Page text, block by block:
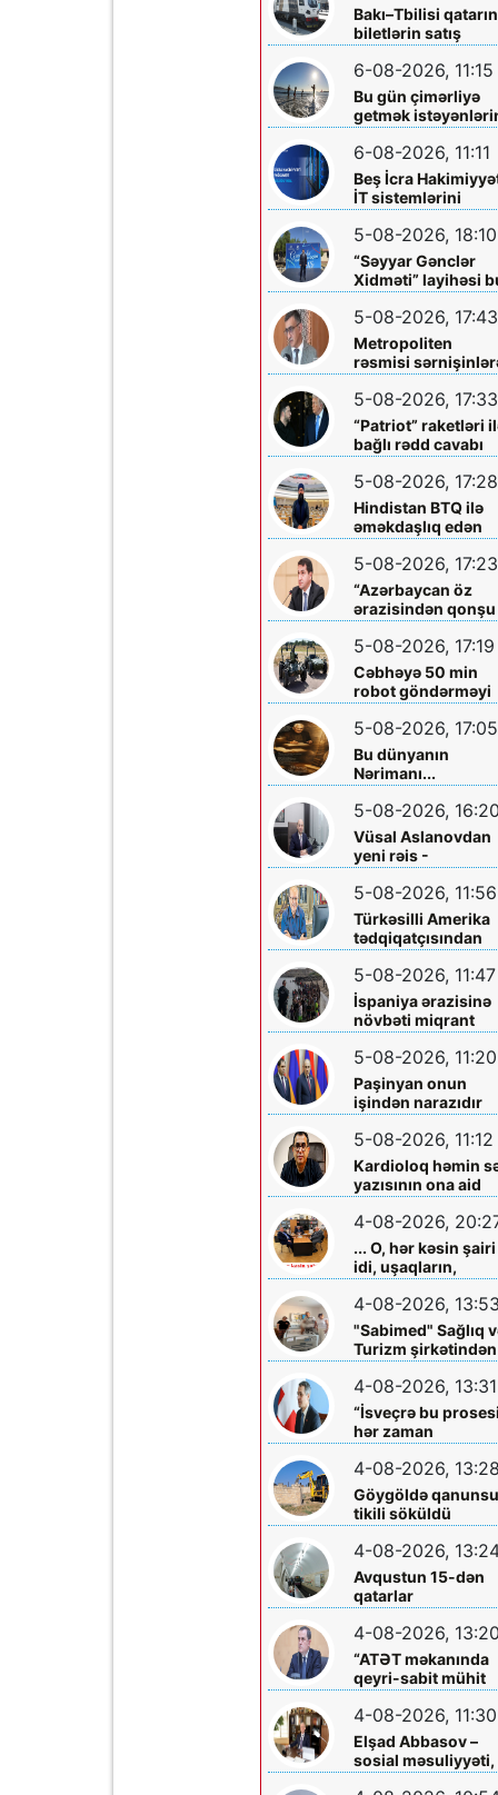
Bakı–Tbilisi
biletlərin satış
müddəti artırılır
6-08-2026, 11:15
Bu gün çimərliyə
getmək
diqqətinə!
6-08-2026, 11:11
Beş İcra
İT sistemlərini
“Hökumət
buludu”na köçürdü
5-08-2026, 18:10
“Səyyar Gənclər
Xidməti” layihəsi
dəfə
5-08-2026, 17:43
Metropoliten
rəsmisi
çıxış yolu göstərdi
5-08-2026, 17:33
“Patriot” raketləri
bağlı rədd cavabı
aldı
5-08-2026, 17:28
Hindistan BTQ ilə
əməkdaşlıq edən
hüquq
təhdid edib
5-08-2026, 17:23
“Azərbaycan öz
ərazisindən qonşu
ölkəyə qarşı
olunmasına icazə
verməz”
5-08-2026, 17:19
Cəbhəyə 50 min
robot göndərməyi
planlaşdırırlar
5-08-2026, 17:05
Bu dünyanın
Nərimanı...
5-08-2026, 16:20
Vüsal Aslanovdan
yeni rəis -
Təyinatları
5-08-2026, 11:56
Türkəsilli Amerika
tədqiqatçısından
Talebinə -
Vardanyanla bağlı
çağırış
5-08-2026, 11:47
İspaniya ərazisinə
növbəti miqrant
axını gözlənilir?
5-08-2026, 11:20
Paşinyan onun
işindən narazıdır
5-08-2026, 11:12
Kardioloq həmin
yazısının ona aid
olmadığını -
Açıqladı
4-08-2026,
... O, hər kəsin şairi
idi, uşaqların,
gənclərin,
böyüklərin qəlbinə
yol tapan incə
söz sərrafı idi...
4-08-2026, 13:53
"Sabimed" Sağlıq
Turizm şirkətindən
növbəti xeyirxah
addım – Türkiyədə
müalicə alan
körpəyə hərtərəfli
dəstək
4-08-2026, 13:31
“İsveçrə bu prosesi
hər zaman
dəstəkləməyə
hazırdır”
4-08-2026, 13:28
Göygöldə
tikili söküldü
4-08-2026,
Avqustun 15-dən
qatarlar
“Nizami”-“28 May”
arasında
işləməyəcək
4-08-2026, 13:20
“ATƏT məkanında
qeyri-sabit mühit
hökm sürür”
4-08-2026, 11:30
Elşad Abbasov –
sosial məsuliyyəti,
xeyriyyəçiliyi və